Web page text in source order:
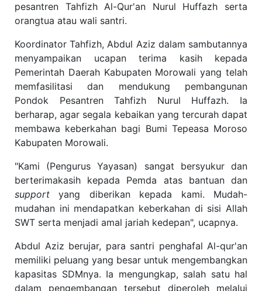
pesantren Tahfizh Al-Qur'an Nurul Huffazh serta
orangtua atau wali santri.
Koordinator Tahfizh, Abdul Aziz dalam sambutannya
menyampaikan ucapan terima kasih kepada
Pemerintah Daerah Kabupaten Morowali yang telah
memfasilitasi dan mendukung pembangunan
Pondok Pesantren Tahfizh Nurul Huffazh. Ia
berharap, agar segala kebaikan yang tercurah dapat
membawa keberkahan bagi Bumi Tepeasa Moroso
Kabupaten Morowali.
"Kami (Pengurus Yayasan) sangat bersyukur dan
berterimakasih kepada Pemda atas bantuan dan
support yang diberikan kepada kami. Mudah-
mudahan ini mendapatkan keberkahan di sisi Allah
SWT serta menjadi amal jariah kedepan", ucapnya.
Abdul Aziz berujar, para santri penghafal Al-qur'an
memiliki peluang yang besar untuk mengembangkan
kapasitas SDMnya. Ia mengungkap, salah satu hal
dalam pengembangan tersebut diperoleh melalui